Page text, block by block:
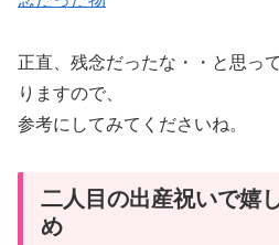
正直、残念だったな・・と思っ
りますので、
参考にしてみてくださいね。
二人目の出産祝いで嬉
め